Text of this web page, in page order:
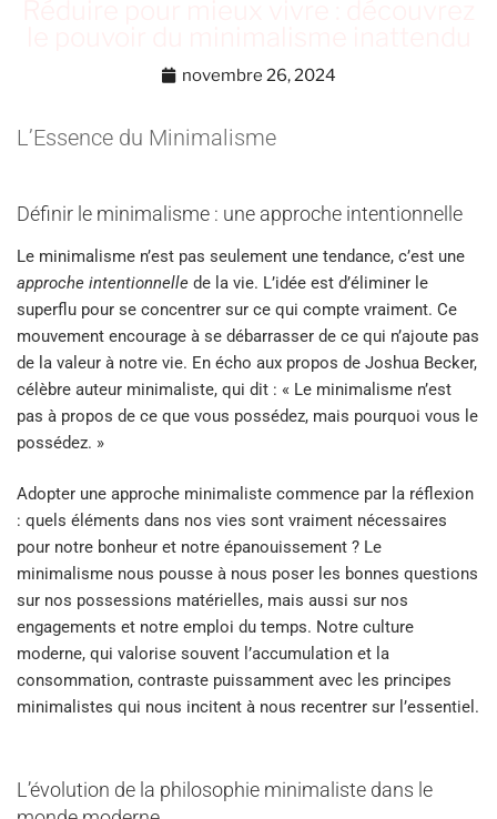
novembre 26, 2024
L’Essence du Minimalisme
Définir le minimalisme : une approche intentionnelle
Le minimalisme n’est pas seulement une tendance, c’est une
approche intentionnelle de la vie. L’idée est d’éliminer le
superflu pour se concentrer sur ce qui compte vraiment. Ce
mouvement encourage à se débarrasser de ce qui n’ajoute pas
de la valeur à notre vie. En écho aux propos de Joshua Becker,
célèbre auteur minimaliste, qui dit : « Le minimalisme n’est
pas à propos de ce que vous possédez, mais pourquoi vous le
possédez. »
Adopter une approche minimaliste commence par la réflexion
: quels éléments dans nos vies sont vraiment nécessaires
pour notre bonheur et notre épanouissement ? Le
minimalisme nous pousse à nous poser les bonnes questions
sur nos possessions matérielles, mais aussi sur nos
engagements et notre emploi du temps. Notre culture
moderne, qui valorise souvent l’accumulation et la
consommation, contraste puissamment avec les principes
minimalistes qui nous incitent à nous recentrer sur l’essentiel.
L’évolution de la philosophie minimaliste dans le